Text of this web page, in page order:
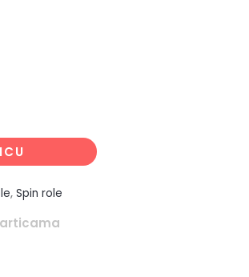
, Spin role